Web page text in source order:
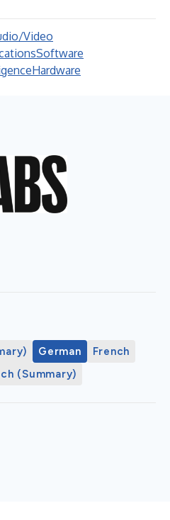
Video
Software
Hardware
German
French
(Summary)